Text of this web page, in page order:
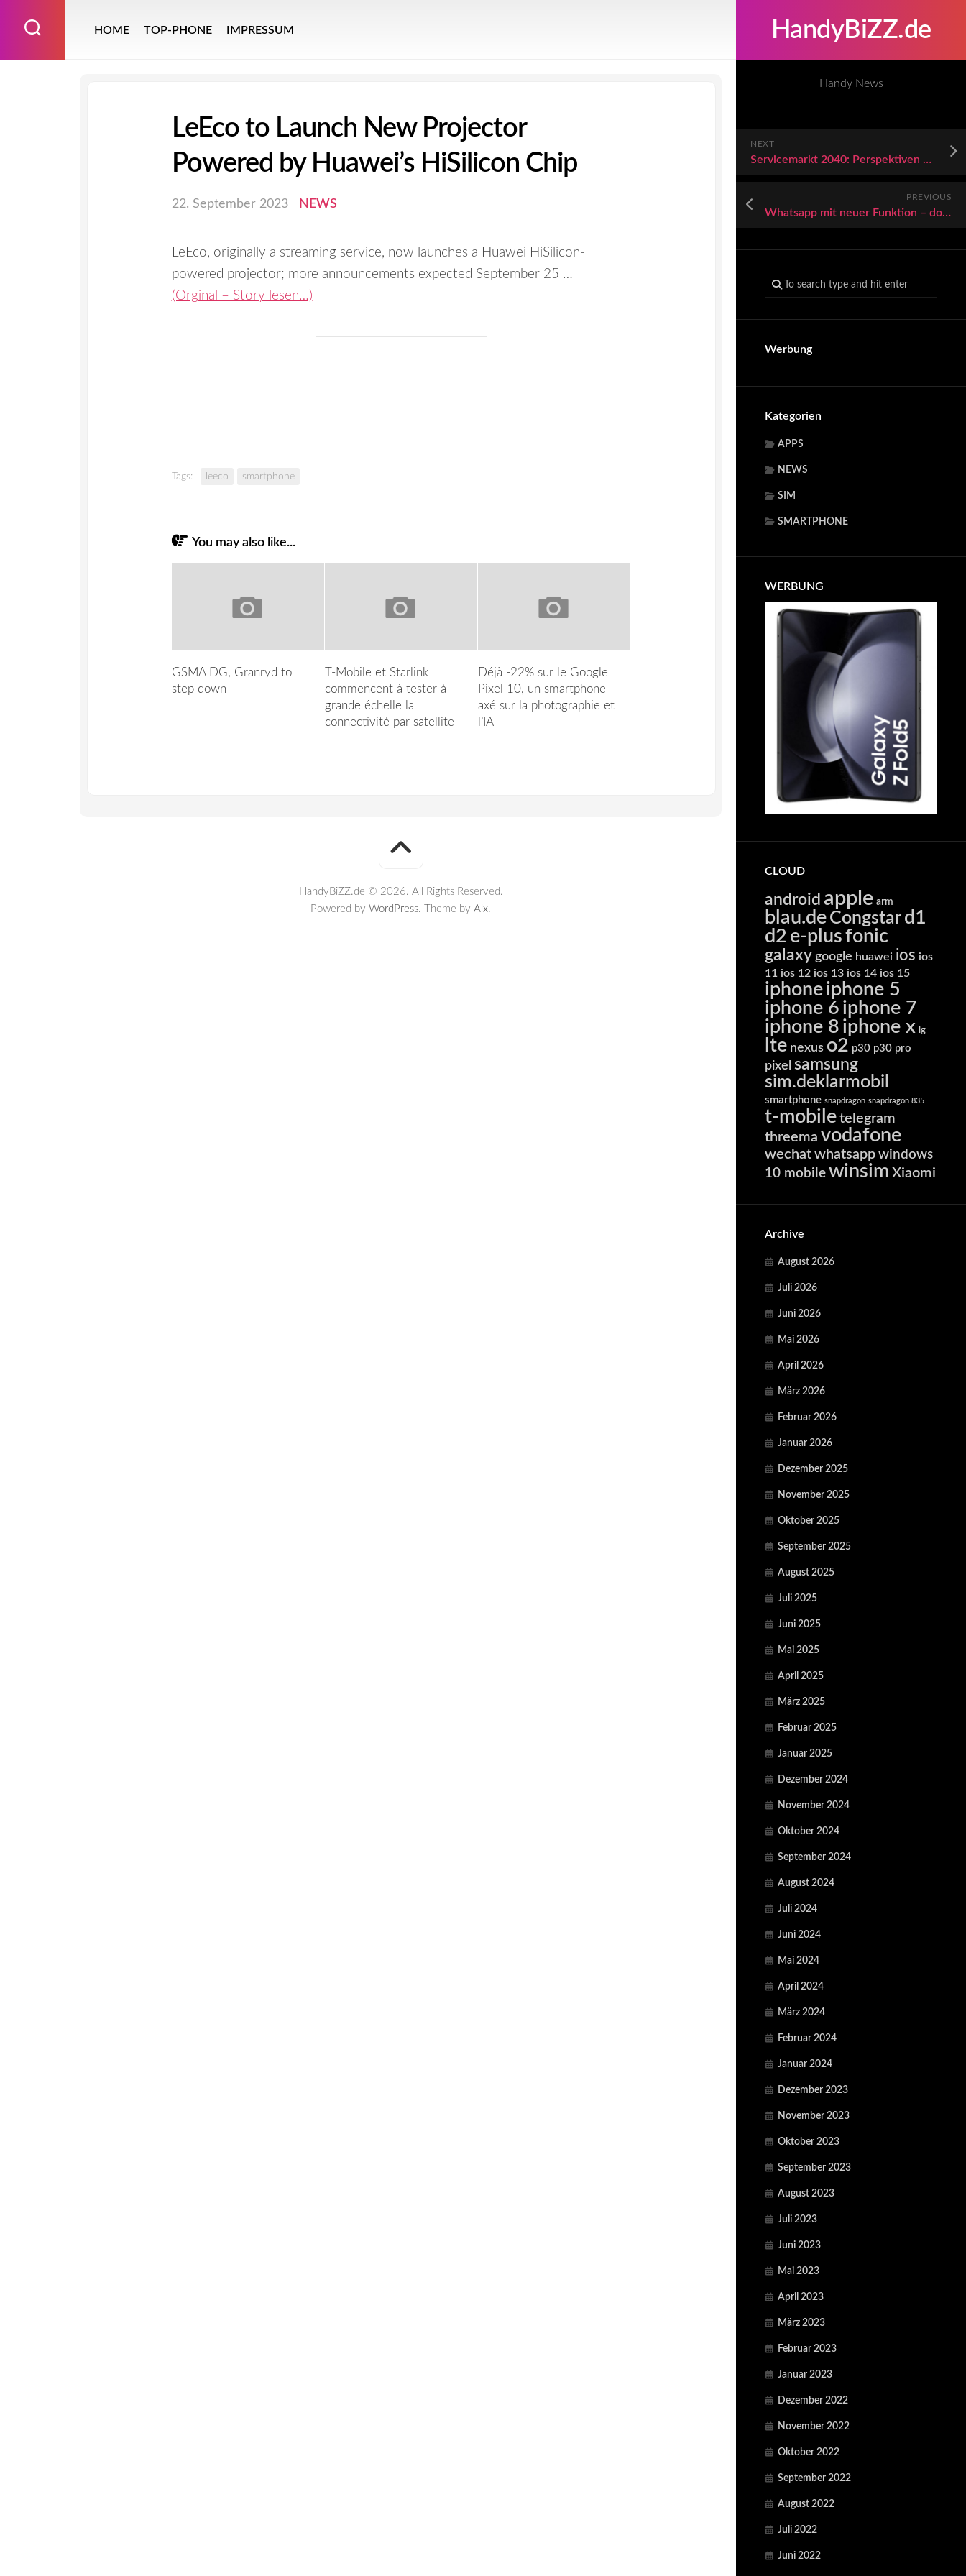
HandyBiZZ.de
Handy News
NEXT
Servicemarkt 2040: Perspektiven und Strategien für freie Kfz-Werkstätten
PREVIOUS
Whatsapp mit neuer Funktion – doch die Sache hat einen großen Haken
Werbung
Kategorien
APPS
NEWS
SIM
SMARTPHONE
WERBUNG
CLOUD
android apple arm
blau.de Congstar d1
d2 e-plusfonic
galaxy google huawei ios ios
11 ios 12 ios 13 ios 14 ios 15
iphoneiphone 5
iphone 6 iphone 7
iphone 8 iphone x lg
lte nexus o2 p30 p30 pro
pixel samsung
sim.deklarmobil
smartphone snapdragon snapdragon 835
t-mobile telegram
threema vodafone
wechat whatsapp windows
10 mobile winsim Xiaomi
Archive
August 2026
Juli 2026
Juni 2026
Mai 2026
April 2026
März 2026
Februar 2026
Januar 2026
Dezember 2025
November 2025
Oktober 2025
September 2025
August 2025
Juli 2025
Juni 2025
Mai 2025
April 2025
März 2025
Februar 2025
Januar 2025
Dezember 2024
November 2024
Oktober 2024
September 2024
August 2024
Juli 2024
Juni 2024
Mai 2024
April 2024
März 2024
Februar 2024
Januar 2024
Dezember 2023
November 2023
Oktober 2023
September 2023
August 2023
Juli 2023
Juni 2023
Mai 2023
April 2023
März 2023
Februar 2023
Januar 2023
Dezember 2022
November 2022
Oktober 2022
September 2022
August 2022
Juli 2022
Juni 2022
HOME TOP-PHONE IMPRESSUM
LeEco to Launch New Projector
Powered by Huawei’s HiSilicon Chip
22. September 2023 NEWS
LeEco, originally a streaming service, now launches a Huawei HiSilicon-
powered projector; more announcements expected September 25 …
(Orginal – Story lesen…)
Tags: leeco smartphone
You may also like...
GSMA DG, Granryd to
step down
T-Mobile et Starlink
commencent à tester à
grande échelle la
connectivité par satellite
Déjà -22% sur le Google
Pixel 10, un smartphone
axé sur la photographie et
l’IA
HandyBiZZ.de © 2026. All Rights Reserved.
Powered by WordPress. Theme by Alx.